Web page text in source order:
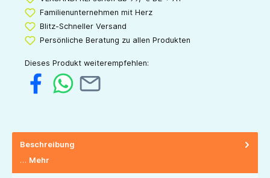
Familienunternehmen mit Herz
Blitz-Schneller Versand
Persönliche Beratung zu allen Produkten
Dieses Produkt weiterempfehlen:
Beschreibung
… Mehr